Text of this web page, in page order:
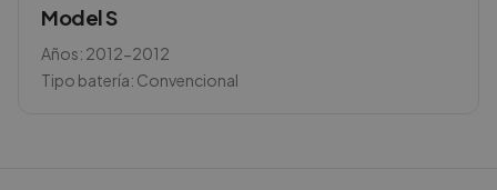
Model S
Años: 2012-2012
Tipo batería: Convencional